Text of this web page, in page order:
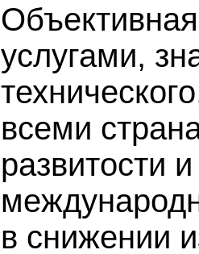
услугами,
всеми
развитости
в снижении